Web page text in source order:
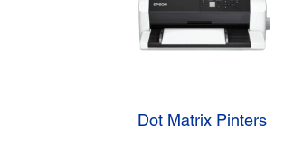
Dot Matrix Pinters